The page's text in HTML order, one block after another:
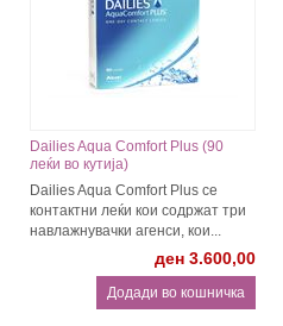
Dailies Aqua Comfort Plus (90
леќи во кутија)
Dailies Aqua Comfort Plus се
контактни леќи кои содржат три
навлажнувачки агенси, кои...
ден 3.600,00